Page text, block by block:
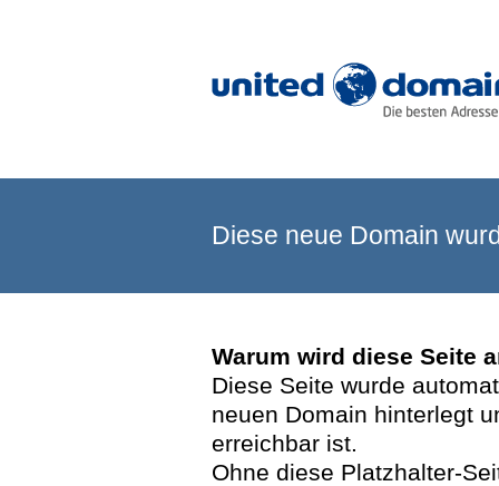
Diese neue Domain
Warum wird diese Seite
Diese Seite wurde
neuen Domain hinterlegt
erreichbar ist.
Ohne diese Platzhalter-